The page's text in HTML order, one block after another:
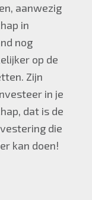
aanwezig
in
nog
op de
Zijn
in je
dat is de
die
kan doen!